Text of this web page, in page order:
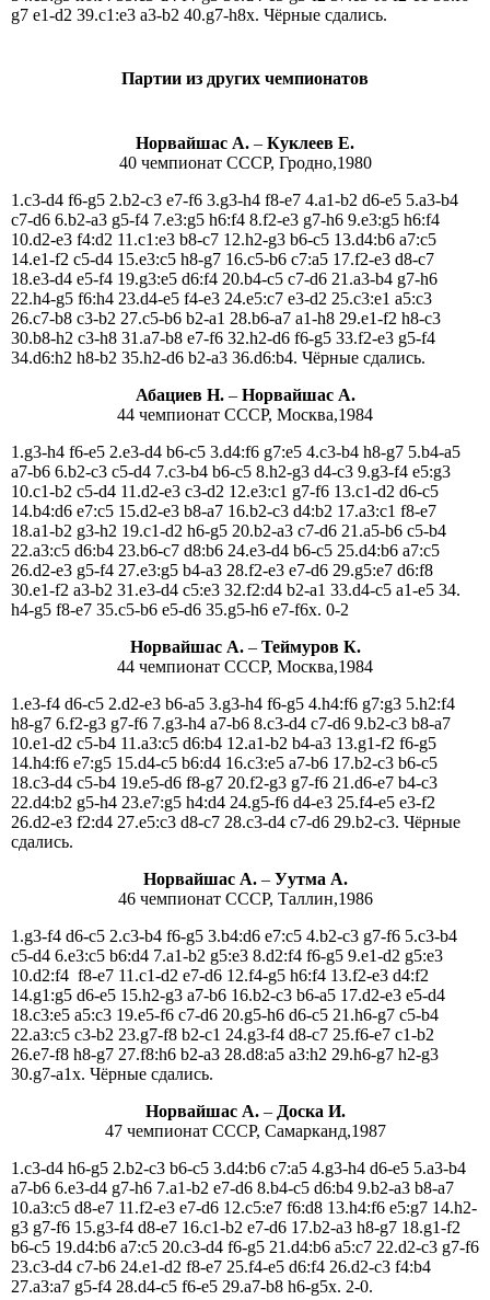
g7 e1-d2 39.c1:e3 a3-b2 40.g7-h8х. Чёрные сдались.
Партии из других чемпионатов
Норвайшас А. – Куклеев Е.
40 чемпионат СССР, Гродно,1980
1.c3-d4 f6-g5 2.b2-c3 e7-f6 3.g3-h4 f8-e7 4.a1-b2 d6-e5 5.a3-b4
c7-d6 6.b2-a3 g5-f4 7.e3:g5 h6:f4 8.f2-e3 g7-h6 9.e3:g5 h6:f4
10.d2-e3 f4:d2 11.c1:e3 b8-c7 12.h2-g3 b6-c5 13.d4:b6 a7:c5
14.e1-f2 c5-d4 15.e3:c5 h8-g7 16.c5-b6 c7:a5 17.f2-e3 d8-c7
18.e3-d4 e5-f4 19.g3:e5 d6:f4 20.b4-c5 c7-d6 21.a3-b4 g7-h6
22.h4-g5 f6:h4 23.d4-e5 f4-e3 24.e5:c7 e3-d2 25.c3:e1 a5:c3
26.c7-b8 c3-b2 27.c5-b6 b2-a1 28.b6-a7 a1-h8 29.e1-f2 h8-c3
30.b8-h2 c3-h8 31.a7-b8 e7-f6 32.h2-d6 f6-g5 33.f2-e3 g5-f4
34.d6:h2 h8-b2 35.h2-d6 b2-a3 36.d6:b4. Чёрные сдались.
Абациев Н.– Норвайшас А.
44 чемпионат СССР, Москва,1984
1.g3-h4 f6-e5 2.e3-d4 b6-c5 3.d4:f6 g7:e5 4.c3-b4 h8-g7 5.b4-a5
a7-b6 6.b2-c3 c5-d4 7.c3-b4 b6-c5 8.h2-g3 d4-c3 9.g3-f4 e5:g3
10.c1-b2 c5-d4 11.d2-e3 c3-d2 12.e3:c1 g7-f6 13.c1-d2 d6-c5
14.b4:d6 e7:c5 15.d2-e3 b8-a7 16.b2-c3 d4:b2 17.a3:c1 f8-e7
18.a1-b2 g3-h2 19.c1-d2 h6-g5 20.b2-a3 c7-d6 21.a5-b6 c5-b4
22.a3:c5 d6:b4 23.b6-c7 d8:b6 24.e3-d4 b6-c5 25.d4:b6 a7:c5
26.d2-e3 g5-f4 27.e3:g5 b4-a3 28.f2-e3 e7-d6 29.g5:e7 d6:f8
30.e1-f2 a3-b2 31.e3-d4 c5:e3 32.f2:d4 b2-a1 33.d4-c5 a1-e5 34.
h4-g5 f8-e7 35.c5-b6 e5-d6 35.g5-h6 e7-f6х. 0-2
Норвайшас А.– Теймуров К.
44 чемпионат СССР, Москва,1984
1.e3-f4 d6-c5 2.d2-e3 b6-a5 3.g3-h4 f6-g5 4.h4:f6 g7:g3 5.h2:f4
h8-g7 6.f2-g3 g7-f6 7.g3-h4 a7-b6 8.c3-d4 c7-d6 9.b2-c3 b8-a7
10.e1-d2 c5-b4 11.a3:c5 d6:b4 12.a1-b2 b4-a3 13.g1-f2 f6-g5
14.h4:f6 e7:g5 15.d4-c5 b6:d4 16.c3:e5 a7-b6 17.b2-c3 b6-c5
18.c3-d4 c5-b4 19.e5-d6 f8-g7 20.f2-g3 g7-f6 21.d6-e7 b4-c3
22.d4:b2 g5-h4 23.e7:g5 h4:d4 24.g5-f6 d4-e3 25.f4-e5 e3-f2
26.d2-e3 f2:d4 27.e5:c3 d8-c7 28.c3-d4 c7-d6 29.b2-c3. Чёрные
сдались.
Норвайшас A.– Уутма А.
46 чемпионат СССР, Таллин,1986
1.g3-f4 d6-c5 2.c3-b4 f6-g5 3.b4:d6 e7:c5 4.b2-c3 g7-f6 5.c3-b4
c5-d4 6.e3:c5 b6:d4 7.a1-b2 g5:e3 8.d2:f4 f6-g5 9.e1-d2 g5:e3
10.d2:f4 f8-e7 11.c1-d2 e7-d6 12.f4-g5 h6:f4 13.f2-e3 d4:f2
14.g1:g5 d6-e5 15.h2-g3 a7-b6 16.b2-c3 b6-a5 17.d2-e3 e5-d4
18.c3:e5 a5:c3 19.e5-f6 c7-d6 20.g5-h6 d6-c5 21.h6-g7 c5-b4
22.a3:c5 c3-b2 23.g7-f8 b2-c1 24.g3-f4 d8-c7 25.f6-e7 c1-b2
26.e7-f8 h8-g7 27.f8:h6 b2-a3 28.d8:a5 a3:h2 29.h6-g7 h2-g3
30.g7-a1x. Чёрные сдались.
Норвайшас A.– Доска И.
47 чемпионат СССР, Самарканд,1987
1.c3-d4 h6-g5 2.b2-c3 b6-c5 3.d4:b6 c7:a5 4.g3-h4 d6-e5 5.a3-b4
a7-b6 6.e3-d4 g7-h6 7.a1-b2 e7-d6 8.b4-c5 d6:b4 9.b2-a3 b8-a7
10.a3:c5 d8-e7 11.f2-e3 e7-d6 12.c5:e7 f6:d8 13.h4:f6 e5:g7 14.h2-
g3 g7-f6 15.g3-f4 d8-e7 16.c1-b2 e7-d6 17.b2-a3 h8-g7 18.g1-f2
b6-c5 19.d4:b6 a7:c5 20.c3-d4 f6-g5 21.d4:b6 a5:c7 22.d2-c3 g7-f6
23.c3-d4 c7-b6 24.e1-d2 f8-e7 25.f4-e5 d6:f4 26.d2-c3 f4:b4
27.a3:a7 g5-f4 28.d4-c5 f6-e5 29.a7-b8 h6-g5х. 2-0.